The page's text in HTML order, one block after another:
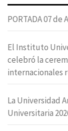
PORTADA 07 de
El Instituto
celebró la
internacionales
La Universidad
Universitaria